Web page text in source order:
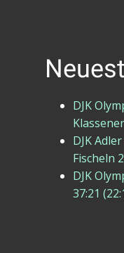
DJK
DJK
Fischeln
DJK
37:21